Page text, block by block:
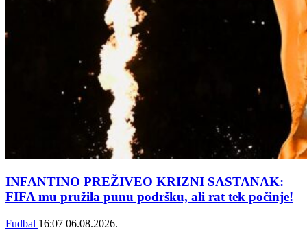
INFANTINO PREŽIVEO KRIZNI SASTANAK:
FIFA mu pružila punu podršku, ali rat tek počinje!
Fudbal 16:07 06.08.2026.